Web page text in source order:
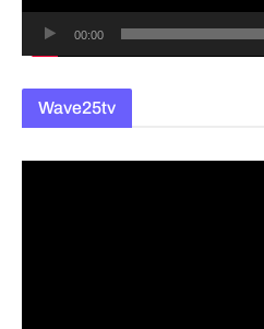
00:00
Wave25tv